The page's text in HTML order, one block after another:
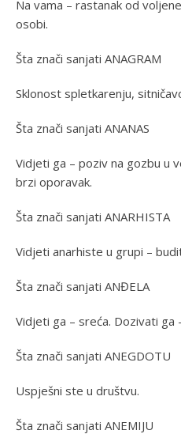
Na vama – rastanak od
osobi.
Šta znači sanjati ANAGRAM
Sklonost spletkarenju,
Šta znači sanjati ANANAS
Vidjeti ga – poziv na gozbu u
brzi oporavak.
Šta znači sanjati ANARHISTA
Vidjeti anarhiste u grupi –
Šta znači sanjati ANĐELA
Vidjeti ga – sreća. Dozivati ga
Šta znači sanjati ANEGDOTU
Uspješni ste u društvu.
Šta znači sanjati ANEMIJU